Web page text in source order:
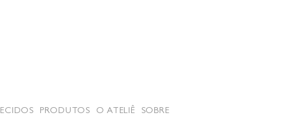
PRODUTOS O ATELIÊ SOBRE